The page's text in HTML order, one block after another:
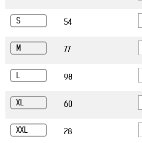
S 54
M 77
L 98
XL 60
XXL 28